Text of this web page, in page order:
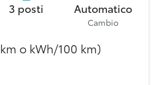
3 posti Automatico
Cambio
o kWh/100 km)